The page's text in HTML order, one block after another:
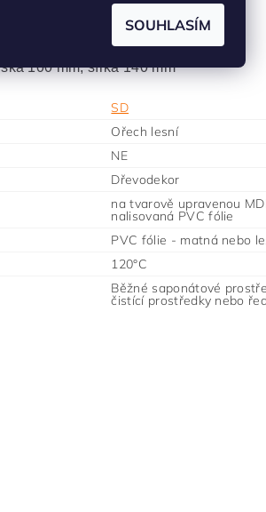
2400 mm, šířka 1200 mm
100 mm, šířka 140 mm
SD
Ořech lesní
NE
Dřevodekor
na tvarově upravenou
nalisovaná PVC fólie
PVC fólie - matná nebo
120°C
Běžné saponátové
čistící prostředky nebo
SOUHLASÍM